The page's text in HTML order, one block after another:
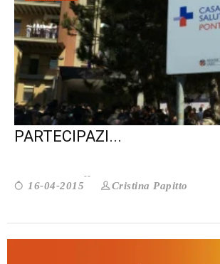
LE CASE DELLA SALUTE E LA
PARTECIPAZI...
16-04-2015 Cristina Papitto